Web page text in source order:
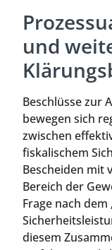
und
Beschlüsse zur
bewegen sich
zwischen
fiskalischem
Bescheiden mit
Bereich der
Frage nach dem
diesem